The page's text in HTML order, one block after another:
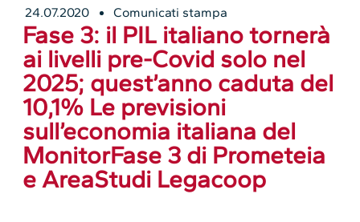
24.07.2020 Comunicati stampa
Fase 3: il PIL italiano tornerà
ai livelli pre-Covid solo nel
2025; quest’anno caduta del
10,1% Le previsioni
sull’economia italiana del
MonitorFase 3 di Prometeia
e AreaStudi Legacoop